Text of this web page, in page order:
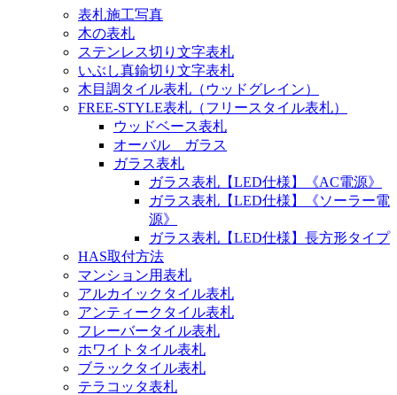
表札施工写真
木の表札
ステンレス切り文字表札
いぶし真鍮切り文字表札
木目調タイル表札（ウッドグレイン）
FREE-STYLE表札（フリースタイル表札）
ウッドベース表札
オーバル ガラス
ガラス表札
ガラス表札【LED仕様】《AC電源》
ガラス表札【LED仕様】《ソーラー電
源》
ガラス表札【LED仕様】長方形タイプ
HAS取付方法
マンション用表札
アルカイックタイル表札
アンティークタイル表札
フレーバータイル表札
ホワイトタイル表札
ブラックタイル表札
テラコッタ表札